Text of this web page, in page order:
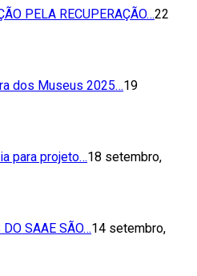
PELA RECUPERAÇÃO…22
dos Museus 2025…19
para projeto…18 setembro,
DO SAAE SÃO…14 setembro,